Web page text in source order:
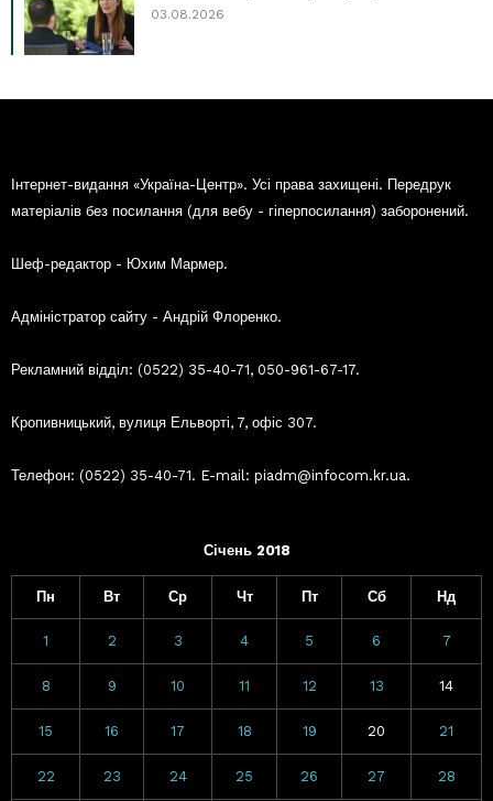
03.08.2026
Інтернет-видання «Україна-Центр». Усі права захищені. Передрук
матеріалів без посилання (для вебу - гіперпосилання) заборонений.
Шеф-редактор - Юхим Мармер.
Адміністратор сайту - Андрій Флоренко.
Рекламний відділ: (0522) 35-40-71, 050-961-67-17.
Кропивницький, вулиця Ельворті, 7, офіс 307.
Телефон: (0522) 35-40-71. E-mail: piadm@infocom.kr.ua.
Січень 2018
Пн Вт Ср Чт Пт Сб Нд
1 2 3 4 5 6 7
8 9 10 11 12 13 14
15 16 17 18 19 20 21
22 23 24 25 26 27 28